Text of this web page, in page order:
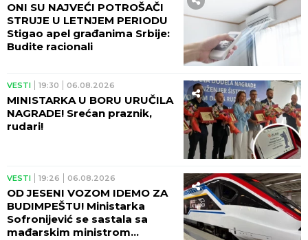
ONI SU NAJVEĆI POTROŠAČI
STRUJE U LETNJEM PERIODU
Stigao apel građanima Srbije:
Budite racionali
VESTI 19:30 06.08.2026
MINISTARKA U BORU URUČILA
NAGRADE! Srećan praznik,
rudari!
VESTI 19:26 06.08.2026
OD JESENI VOZOM IDEMO ZA
BUDIMPEŠTU! Ministarka
Sofronijević se sastala sa
mađarskim ministrom